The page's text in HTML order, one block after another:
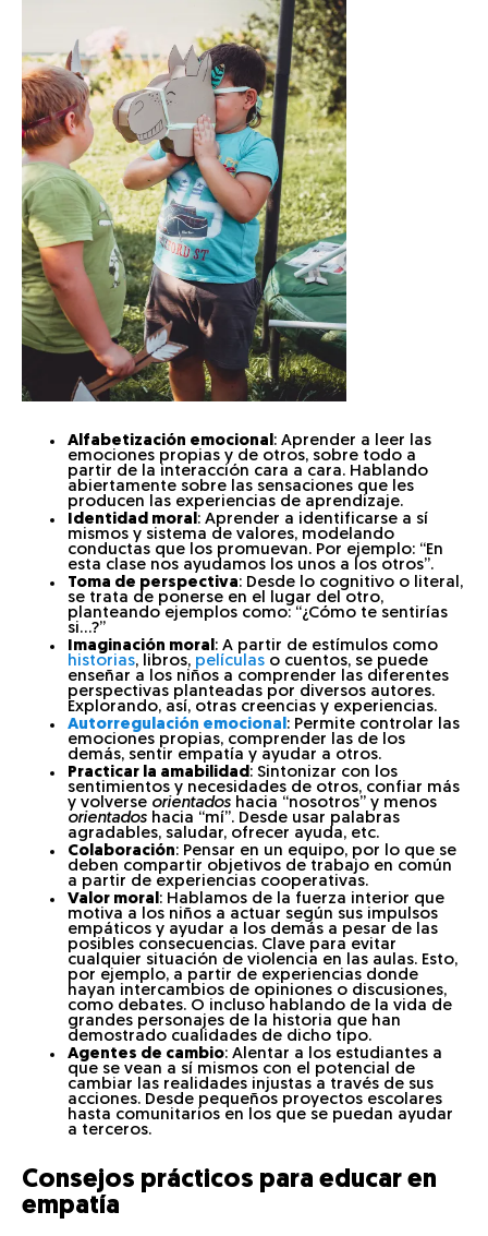
Alfabetización emocional: Aprender a leer las
emociones propias y de otros, sobre todo a
partir de la interacción cara a cara. Hablando
abiertamente sobre las sensaciones que les
producen las experiencias de aprendizaje.
Identidad moral: Aprender a identificarse a sí
mismos y sistema de valores, modelando
conductas que los promuevan. Por ejemplo: “En
esta clase nos ayudamos los unos a los otros”.
Toma de perspectiva: Desde lo cognitivo o literal,
se trata de ponerse en el lugar del otro,
planteando ejemplos como: “¿Cómo te sentirías
si…?”
Imaginación moral: A partir de estímulos como
historias, libros, películas o cuentos, se puede
enseñar a los niños a comprender las diferentes
perspectivas planteadas por diversos autores.
Explorando, así, otras creencias y experiencias.
Autorregulación emocional: Permite controlar las
emociones propias, comprender las de los
demás, sentir empatía y ayudar a otros.
Practicar la amabilidad: Sintonizar con los
sentimientos y necesidades de otros, confiar más
y volverse orientados hacia “nosotros” y menos
orientados hacia “mí”. Desde usar palabras
agradables, saludar, ofrecer ayuda, etc.
Colaboración: Pensar en un equipo, por lo que se
deben compartir objetivos de trabajo en común
a partir de experiencias cooperativas.
Valor moral: Hablamos de la fuerza interior que
motiva a los niños a actuar según sus impulsos
empáticos y ayudar a los demás a pesar de las
posibles consecuencias. Clave para evitar
cualquier situación de violencia en las aulas. Esto,
por ejemplo, a partir de experiencias donde
hayan intercambios de opiniones o discusiones,
como debates. O incluso hablando de la vida de
grandes personajes de la historia que han
demostrado cualidades de dicho tipo.
Agentes de cambio: Alentar a los estudiantes a
que se vean a sí mismos con el potencial de
cambiar las realidades injustas a través de sus
acciones. Desde pequeños proyectos escolares
hasta comunitarios en los que se puedan ayudar
a terceros.
Consejos prácticos para educar en
empatía